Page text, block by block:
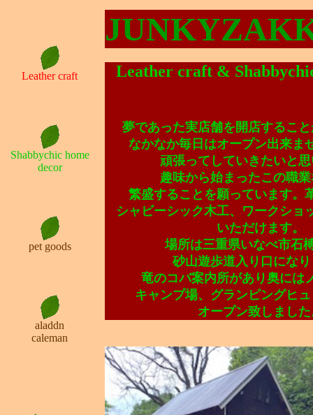
Leather craft
Shabbychic home
decor
pet goods
aladdn
caleman
Leather craft &
夢であった実店舗を開店するこ
なかなか毎日はオープン出来ま
頑張ってしていきたいと
趣味から始まったこの職
繁盛することを願っています。
シャビーシック木工、ワークショ
いただけます。
場所は三重県いなべ市石
砂山遊歩道入り口にな
竜のコバ案内所があり奥には
キャンプ場、グランピングヒ
オープン致しまし